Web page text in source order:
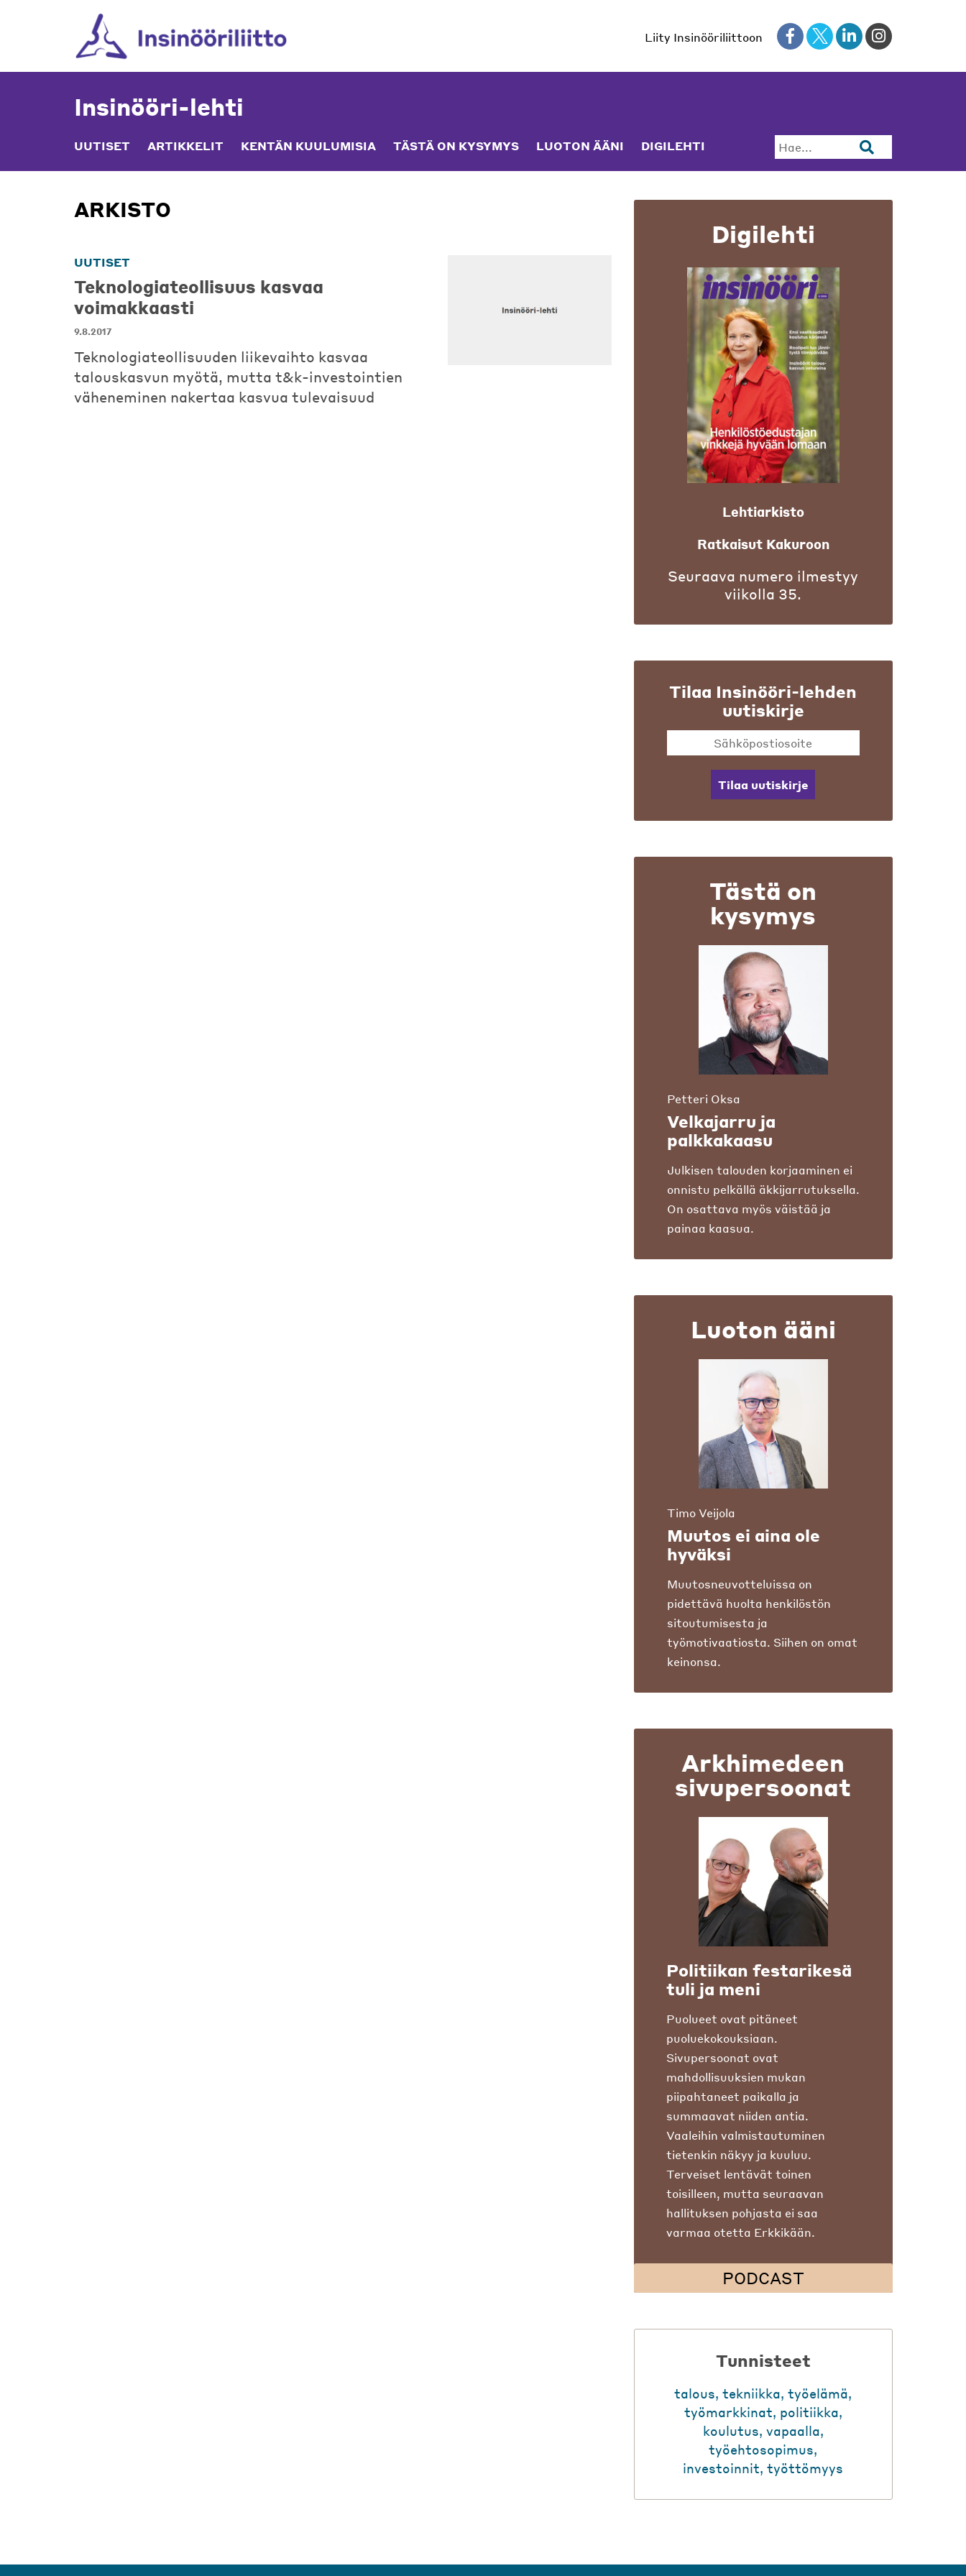
Liity Insinööriliittoon
Insinööri-lehti
UUTISET ARTIKKELIT KENTÄN KUULUMISIA TÄSTÄ ON KYSYMYS LUOTON ÄÄNI DIGILEHTI Hae...
ARKISTO
UUTISET
Teknologiateollisuus kasvaa
voimakkaasti
9.8.2017
Teknologiateollisuuden liikevaihto kasvaa
talouskasvun myötä, mutta t&k-investointien
väheneminen nakertaa kasvua tulevaisuud
Digilehti
Lehtiarkisto
Ratkaisut Kakuroon
Seuraava numero ilmestyy
viikolla 35.
Tilaa Insinööri-lehden
uutiskirje
Tilaa uutiskirje
Tästä on
kysymys
Petteri Oksa
Velkajarru ja
palkkakaasu
Julkisen talouden korjaaminen ei
onnistu pelkällä äkkijarrutuksella.
On osattava myös väistää ja
painaa kaasua.
Luoton ääni
Timo Veijola
Muutos ei aina ole
hyväksi
Muutosneuvotteluissa on
pidettävä huolta henkilöstön
sitoutumisesta ja
työmotivaatiosta. Siihen on omat
keinonsa.
Arkhimedeen
sivupersoonat
Politiikan festarikesä
tuli ja meni
Puolueet ovat pitäneet
puoluekokouksiaan.
Sivupersoonat ovat
mahdollisuuksien mukan
piipahtaneet paikalla ja
summaavat niiden antia.
Vaaleihin valmistautuminen
tietenkin näkyy ja kuuluu.
Terveiset lentävät toinen
toisilleen, mutta seuraavan
hallituksen pohjasta ei saa
varmaa otetta Erkkikään.
PODCAST
Tunnisteet
talous,tekniikka,työelämä,
työmarkkinat, politiikka,
koulutus, vapaalla,
työehtosopimus,
investoinnit,työttömyys